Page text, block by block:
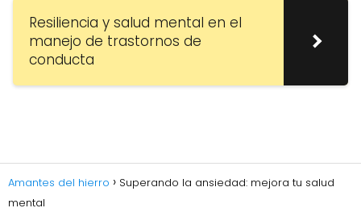
Resiliencia y salud mental en el
manejo de trastornos de
conducta
Amantes del hierro
Superando la ansiedad: mejora tu salud
mental